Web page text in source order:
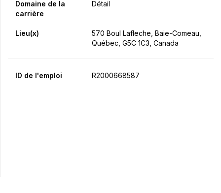
Domaine de la
carrière
Détail
Lieu(x)
570 Boul Lafleche, Baie-Comeau,
Québec, G5C 1C3, Canada
ID de l'emploi R2000668587